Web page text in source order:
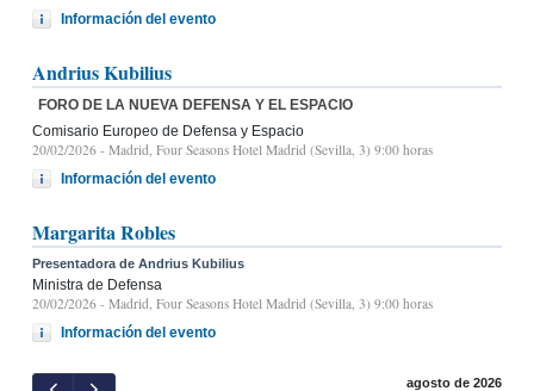
Información del evento
Andrius Kubilius
FORO DE LA NUEVA DEFENSA Y EL ESPACIO
Comisario Europeo de Defensa y Espacio
20/02/2026 - Madrid, Four Seasons Hotel Madrid (Sevilla, 3) 9:00 horas
Información del evento
Margarita Robles
Presentadora de Andrius Kubilius
Ministra de Defensa
20/02/2026 - Madrid, Four Seasons Hotel Madrid (Sevilla, 3) 9:00 horas
Información del evento
agosto de 2026